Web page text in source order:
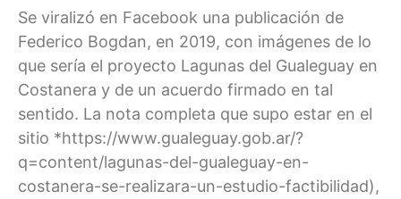
Se viralizó en Facebook una publicación de
Federico Bogdan, en 2019, con imágenes de lo
que sería el proyecto Lagunas del Gualeguay en
Costanera y de un acuerdo firmado en tal
sentido. La nota completa que supo estar en el
sitio *https://www.gualeguay.gob.ar/?
q=content/lagunas-del-gualeguay-en-
costanera-se-realizara-un-estudio-factibilidad),